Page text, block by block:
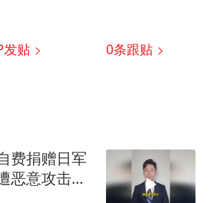
发贴 0条跟贴
费捐赠日军
恶意攻击，